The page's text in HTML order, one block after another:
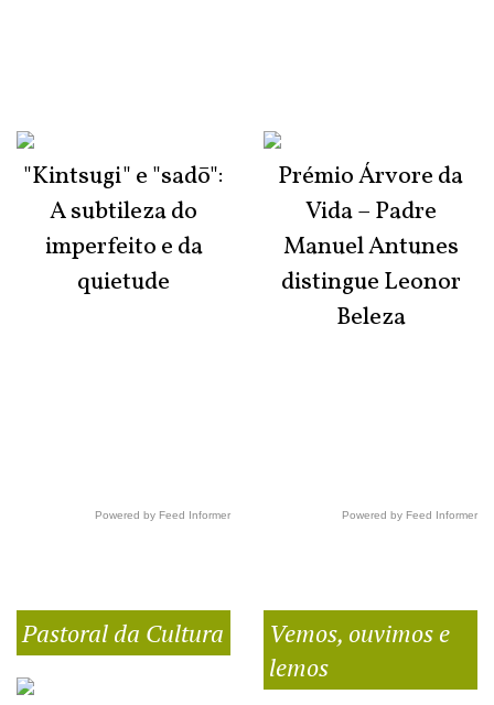
"Kintsugi" e "sadō":
A subtileza do
imperfeito e da
quietude
Powered by Feed Informer
Prémio Árvore da
Vida – Padre
Manuel Antunes
distingue Leonor
Beleza
Powered by Feed Informer
Pastoral da Cultura
Vemos, ouvimos e
lemos